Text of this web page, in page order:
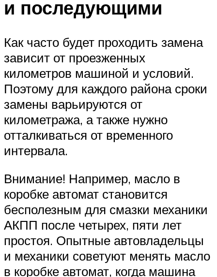
и последующими
Как часто будет проходить замена
зависит от проезженных
километров машиной и условий.
Поэтому для каждого района сроки
замены варьируются от
километража, а также нужно
отталкиваться от временного
интервала.
Внимание! Например, масло в
коробке автомат становится
бесполезным для смазки механики
АКПП после четырех, пяти лет
простоя. Опытные автовладельцы
и механики советуют менять масло
в коробке автомат, когда машина